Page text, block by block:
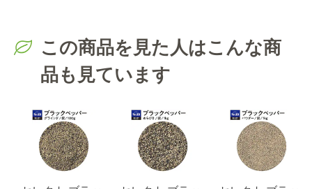
この商品を見た人はこんな商
品も見ています